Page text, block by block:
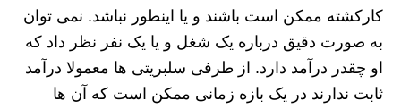
کارکشته ممکن است باشند و یا اینطور نباشد. نمی توان
به صورت دقیق درباره یک شغل و یا یک نفر نظر داد که
او چقدر درآمد دارد. از طرفی سلبریتی ها معمولا درآمد
ثابت ندارند در یک بازه زمانی ممکن است که آن ها